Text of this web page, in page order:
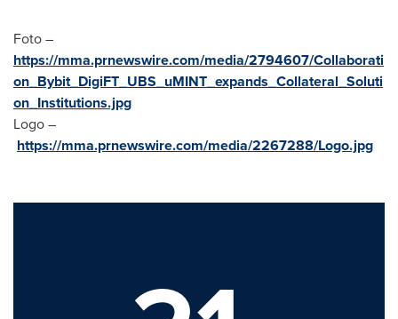
Foto –
https://mma.prnewswire.com/media/2794607/Collaborati
on_Bybit_DigiFT_UBS_uMINT_expands_Collateral_Soluti
on_Institutions.jpg
Logo –
https://mma.prnewswire.com/media/2267288/Logo.jpg